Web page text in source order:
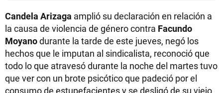
Candela Arizaga amplió su declaración en relación a
la causa de violencia de género contra Facundo
Moyanodurante la tarde de este jueves, negó los
hechos que le imputan al sindicalista, reconoció que
todo lo que atravesó durante la noche del martes tuvo
que ver con un brote psicótico que padeció por el
consumo de estupefacientes y se desligó de su viejo